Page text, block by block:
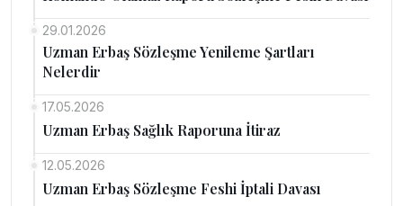
29.01.2026
Uzman Erbaş Sözleşme Yenileme Şartları
Nelerdir
17.05.2026
Uzman Erbaş Sağlık Raporuna İtiraz
12.05.2026
Uzman Erbaş Sözleşme Feshi İptali Davası